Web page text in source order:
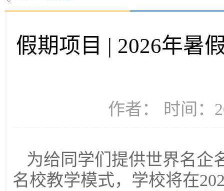
假期项目 | 2026年暑
作者： 时间：
为给同学们提供世界名企
名校教学模式，学校将在